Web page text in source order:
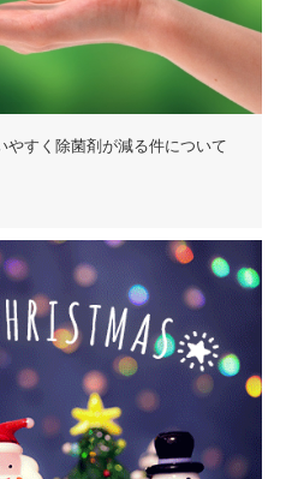
すく除菌剤が減る件について